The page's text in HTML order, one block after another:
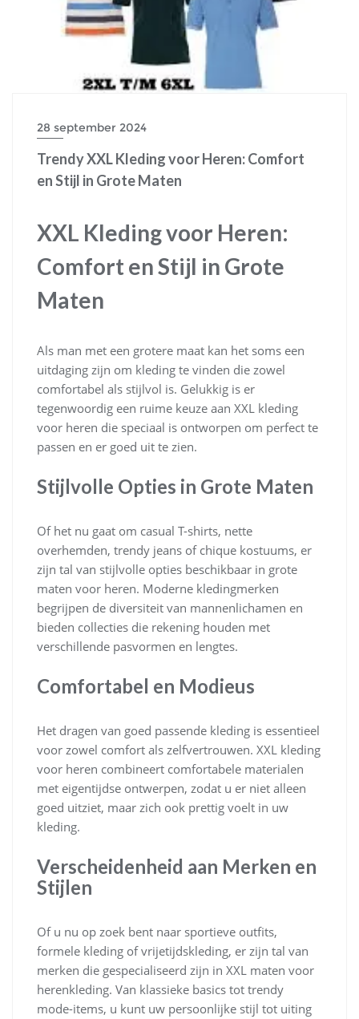
28 september 2024
Trendy XXL Kleding voor Heren: Comfort
en Stijl in Grote Maten
XXL Kleding voor Heren:
Comfort en Stijl in Grote
Maten
Als man met een grotere maat kan het soms een
uitdaging zijn om kleding te vinden die zowel
comfortabel als stijlvol is. Gelukkig is er
tegenwoordig een ruime keuze aan XXL kleding
voor heren die speciaal is ontworpen om perfect te
passen en er goed uit te zien.
Stijlvolle Opties in Grote Maten
Of het nu gaat om casual T-shirts, nette
overhemden, trendy jeans of chique kostuums, er
zijn tal van stijlvolle opties beschikbaar in grote
maten voor heren. Moderne kledingmerken
begrijpen de diversiteit van mannenlichamen en
bieden collecties die rekening houden met
verschillende pasvormen en lengtes.
Comfortabel en Modieus
Het dragen van goed passende kleding is essentieel
voor zowel comfort als zelfvertrouwen. XXL kleding
voor heren combineert comfortabele materialen
met eigentijdse ontwerpen, zodat u er niet alleen
goed uitziet, maar zich ook prettig voelt in uw
kleding.
Verscheidenheid aan Merken en
Stijlen
Of u nu op zoek bent naar sportieve outfits,
formele kleding of vrijetijdskleding, er zijn tal van
merken die gespecialiseerd zijn in XXL maten voor
herenkleding. Van klassieke basics tot trendy
mode-items, u kunt uw persoonlijke stijl tot uiting